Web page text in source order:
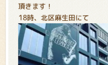
頂きます！
18時、北区麻生田にて